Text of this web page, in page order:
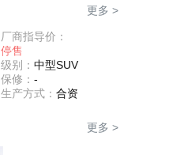
更多 >
厂商指导价：
停售
级别： 中型SUV
保修： -
生产方式： 合资
更多 >